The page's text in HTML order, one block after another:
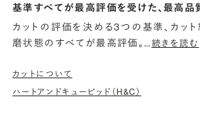
基準すべてが最高評価を受けた、最高品
カットの評価を決める3つの基準、カッ
磨状態のすべてが最高評価。… 続きを読む
カットについて
ハートアンドキューピッド（H&C）